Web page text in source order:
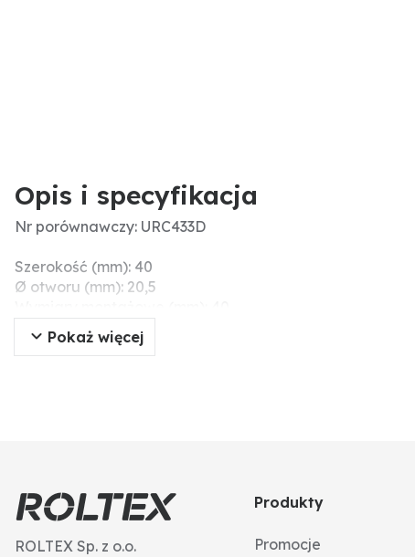
Opis i specyfikacja
Nr porównawczy: URC433D
Szerokość (mm): 40
Ø otworu (mm): 20,5
Długość (mm): 111
Grubość (mm): 8
Pokaż więcej
ROLTEX Sp. z o.o.
Produkty
Promocje